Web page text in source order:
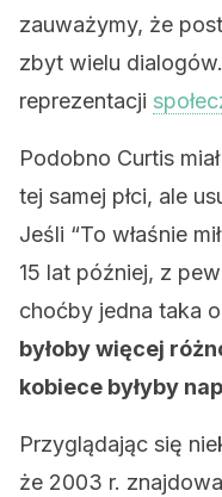
zauważymy, że
zbyt wielu
reprezentacji
Podobno Curtis
tej samej płci, ale
Jeśli “To właśnie
15 lat później, z
choćby jedna taka
byłoby więcej
kobiece byłyby
Przyglądając się
że 2003 r.